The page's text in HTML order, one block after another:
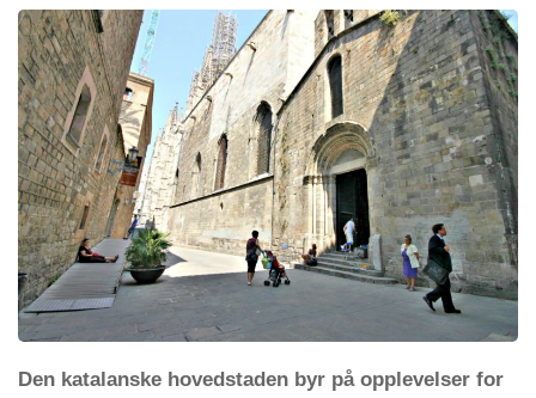
Den katalanske hovedstaden byr på opplevelser for